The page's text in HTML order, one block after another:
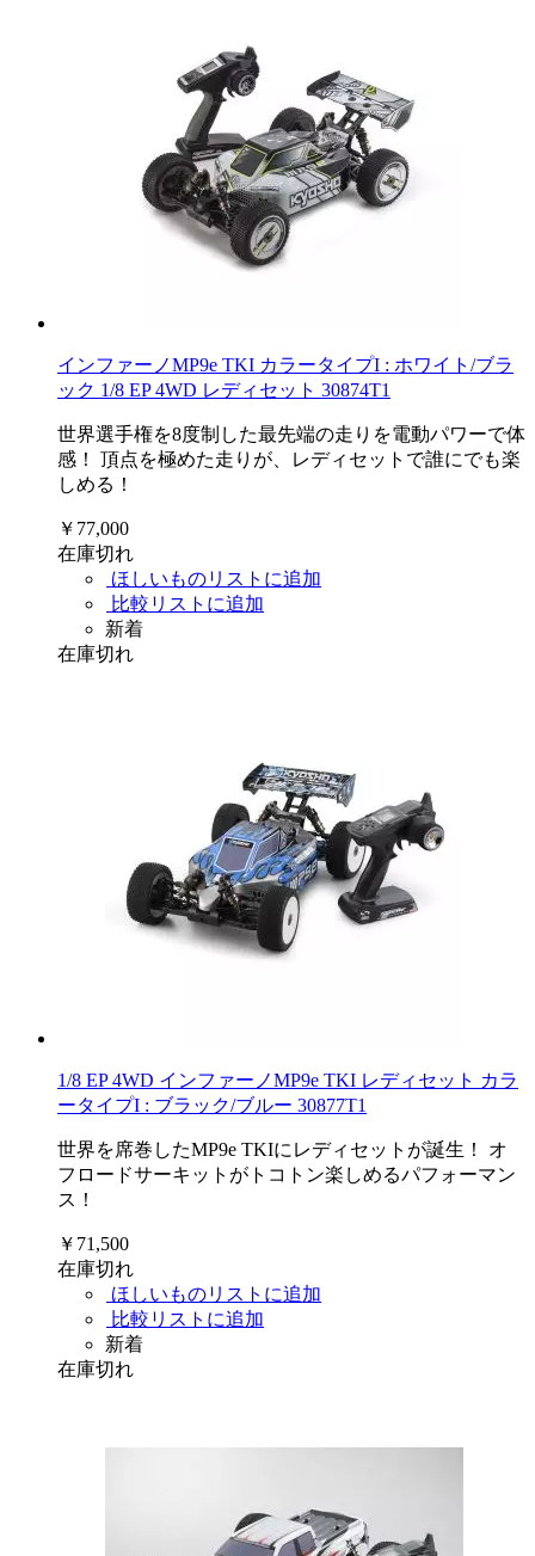
インファーノMP9e TKI カラータイプI : ホワイト/ブラ
ック 1/8 EP 4WD レディセット 30874T1
世界選手権を8度制した最先端の走りを電動パワーで体
感！ 頂点を極めた走りが、レディセットで誰にでも楽
しめる！
￥77,000
在庫切れ
ほしいものリストに追加
比較リストに追加
新着
在庫切れ
1/8 EP 4WD インファーノMP9e TKI レディセット カラ
ータイプI : ブラック/ブルー 30877T1
世界を席巻したMP9e TKIにレディセットが誕生！ オ
フロードサーキットがトコトン楽しめるパフォーマン
ス！
￥71,500
在庫切れ
ほしいものリストに追加
比較リストに追加
新着
在庫切れ